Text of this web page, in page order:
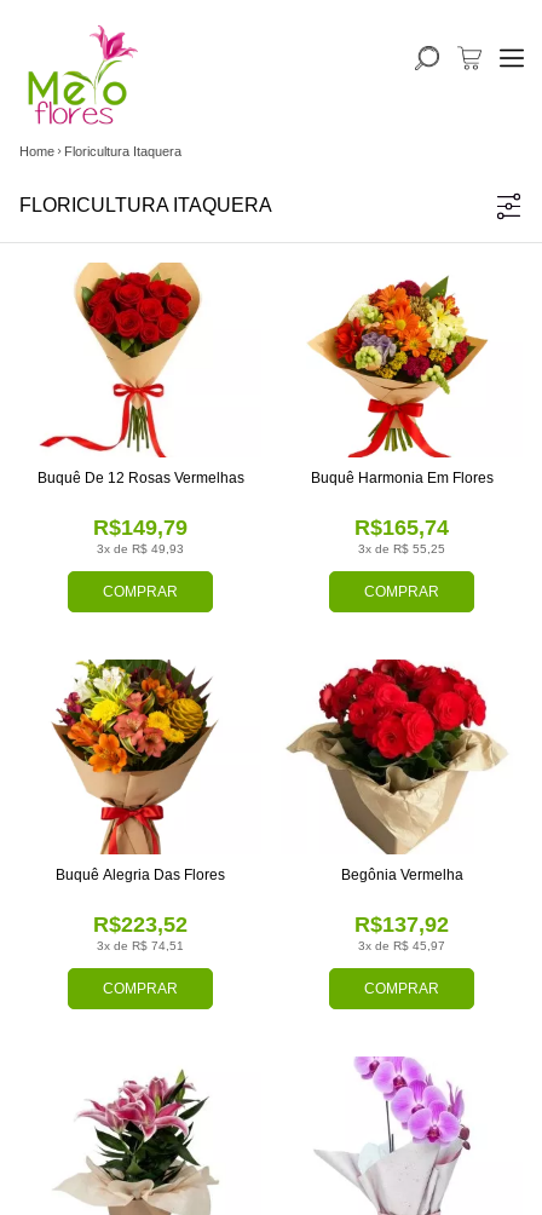
Home Floricultura Itaquera
FLORICULTURA ITAQUERA
COMPRAR
3x de R$ 49,93
R$149,79
Buquê De 12 Rosas Vermelhas
COMPRAR
3x de R$ 55,25
R$165,74
Buquê Harmonia Em Flores
COMPRAR
3x de R$ 74,51
R$223,52
Buquê Alegria Das Flores
COMPRAR
3x de R$ 45,97
R$137,92
Begônia Vermelha